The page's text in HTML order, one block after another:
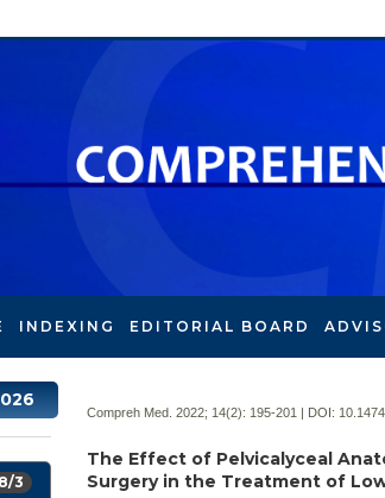
INDEXING EDITORIAL BOARD
3
Compreh Med. 2022; 14(2): 195-201 | DOI:
The Effect of Pelvicalyceal
Surgery in the Treatment of